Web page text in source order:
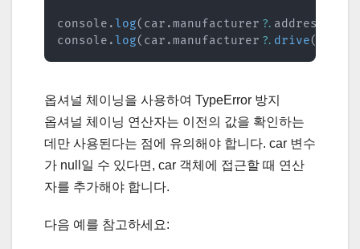
console .log( car .manufacturer ?. address
console .log( car .manufacturer ?. drive(
옵셔널 체이닝을 사용하여 TypeError 방지
옵셔널 체이닝 연산자는 이전의 값을 확인하는
데만 사용된다는 점에 유의해야 합니다. car 변수
가 null일 수 있다면, car 객체에 접근할 때 연산
자를 추가해야 합니다.
다음 예를 참고하세요: